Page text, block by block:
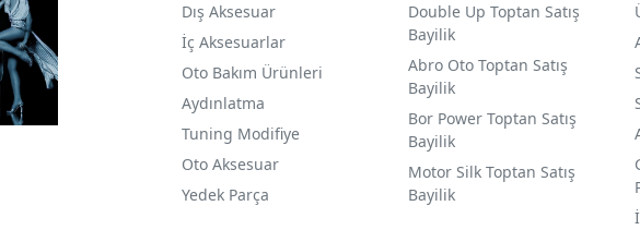
Dış Aksesuar
İç Aksesuarlar
Oto Bakım Ürünleri
Aydınlatma
Tuning Modifiye
Oto Aksesuar
Yedek Parça
Double Up Toptan Satış
Bayilik
Abro Oto Toptan Satış
Bayilik
Bor Power Toptan Satış
Bayilik
Motor Silk Toptan Satış
Bayilik